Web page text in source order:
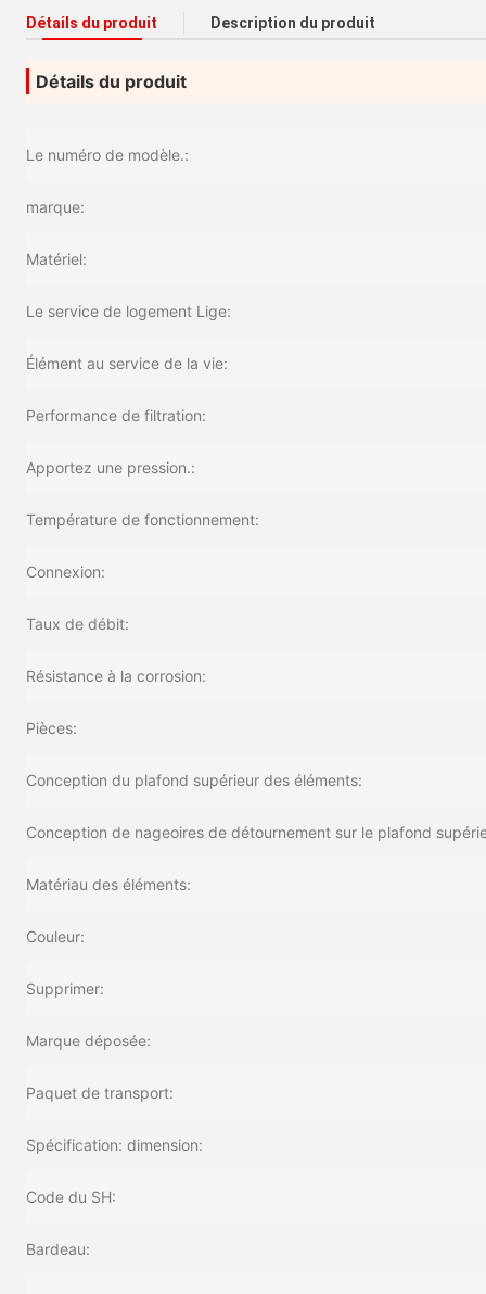
Détails du produit Description du produit
Détails du produit
Le numéro de modèle.:
marque:
Matériel:
Le service de logement Lige:
Élément au service de la vie:
Performance de filtration:
Apportez une pression.:
Température de fonctionnement:
Connexion:
Taux de débit:
Résistance à la corrosion:
Pièces:
Conception du plafond supérieur des éléments:
Conception de nageoires de détournement sur le plafond
Matériau des éléments:
Couleur:
Supprimer:
Marque déposée:
Paquet de transport:
Spécification: dimension:
Code du SH:
Bardeau: